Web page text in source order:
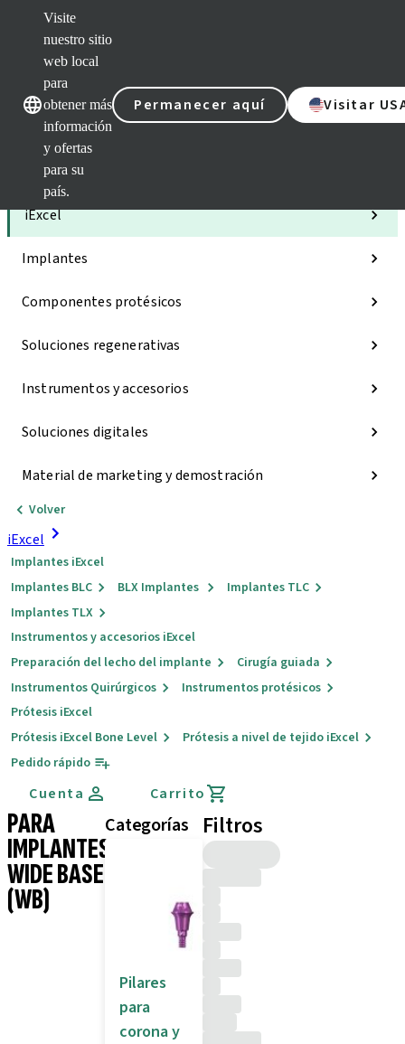
Visite
nuestro sitio
web local
para
obtener más
información
y ofertas
para su
país.
Permanecer aquí Visitar
Nuestras marcas Nuestras
Categorías
iExcel
Implantes
Componentes protésicos
Soluciones regenerativas
Instrumentos y accesorios
Soluciones digitales
Material de marketing y demostración
Volver
iExcel
Implantes iExcel
Implantes BLC
BLX Implantes
Implantes TLC
Implantes TLX
Instrumentos y accesorios iExcel
Preparación del lecho del implante
Cirugía guiada
Instrumentos Quirúrgicos
Instrumentos protésicos
Prótesis iExcel
Prótesis iExcel Bone Level
Prótesis a nivel de tejido iExcel
Pedido rápido
Cuenta Carrito
PARA
IMPLANTES
WIDE BASE
(WB)
Categorías
Pilares
para
corona y
Filtros